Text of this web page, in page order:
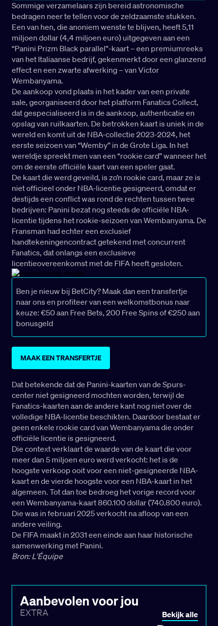
Sommige verzamelaars zijn bereid astronomische
bedragen neer te tellen voor de zeldzaamste stukken.
Een van hen, die anoniem wenste te blijven, heeft 5,11
miljoen dollar (4,4 miljoen euro) uitgegeven aan een
“Panini Prizm Black parallel”-kaart – een premiumreeks
van het Italiaanse bedrijf, gekenmerkt door een glanzend
effect en een zwarte afwerking – van Victor
Wembanyama.
De aankoop vond plaats in het kader van een private
sale, georganiseerd door het platform Fanatics Collect,
dat gespecialiseerd is in de aankoop, authenticatie en
opslag van ruilkaarten. De betrokken kaart is uniek in de
wereld en komt uit de NBA-collectie 2023-2024, het
eerste seizoen van “Wemby” in de Grote Liga. In het
wereldje spreekt men van een “rookie card” wanneer het
om de eerste officiële kaart van een speler gaat.
De kaart die werd geveild, is zo’n rookie card, maar ze is
niet officieel onder NBA-licentie gesigneerd, omdat er
destijds een conflict was rond de rechten tussen twee
bedrijven: Panini bezat nog steeds de officiële NBA-
licentie tijdens het rookie-seizoen van Wembanyama. De
Fransman had echter een exclusief
handtekeningencontract getekend met concurrent
Fanatics, dat onlangs een exclusieve
licentieovereenkomst met de FIFA heeft gesloten.
Ben je nieuw bij BetCity? Maak dan een transfertje
naar ons en profiteer van een welkomstbonus naar
keuze: €50 aan Free Bets, 200 Free Spins of €250 aan
bonusgeld
MAAK EEN TRANSFERTJE
Dat betekende dat de Panini-kaarten van de Spurs-
center niet gesigneerd mochten worden, terwijl de
Fanatics-kaarten aan de andere kant nog niet over de
volledige NBA-licentie beschikten. Daardoor bestaat er
geen enkele rookie card van Wembanyama die onder
officiële licentie is gesigneerd.
Die context verklaart de waarde van de kaart die voor
meer dan 5 miljoen euro werd verkocht: het is de
hoogste verkoop ooit voor een niet-gesigneerde NBA-
kaart en de vierde hoogste voor een NBA-kaart in het
algemeen. Tot dan toe bedroeg het vorige record voor
een Wembanyama-kaart 860.100 dollar (740.800 euro).
Die was in februari 2025 verkocht na afloop van een
andere veiling.
De FIFA maakt in 2031 een einde aan haar historische
samenwerking met Panini.
Bron: L'Équipe
Aanbevolen voor jou
EXTRA Bekijk alle